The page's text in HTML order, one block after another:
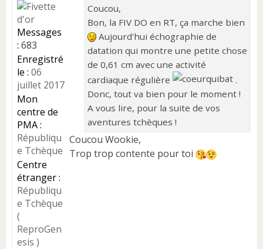
Messages
: 683
Enregistré
le : 06
juillet 2017
Mon
centre de
PMA :
Républiqu
e Tchèque
Centre
étranger :
Républiqu
e Tchèque
(
ReproGen
esis )
Coucou,
Bon, la FIV DO en RT, ça marche bien
Aujourd'hui échographie de
datation qui montre une petite chose
de 0,61 cm avec une activité
cardiaque régulière
.
Donc, tout va bien pour le moment !
A vous lire, pour la suite de vos
aventures tchèques !
Coucou Wookie,
Trop trop contente pour toi